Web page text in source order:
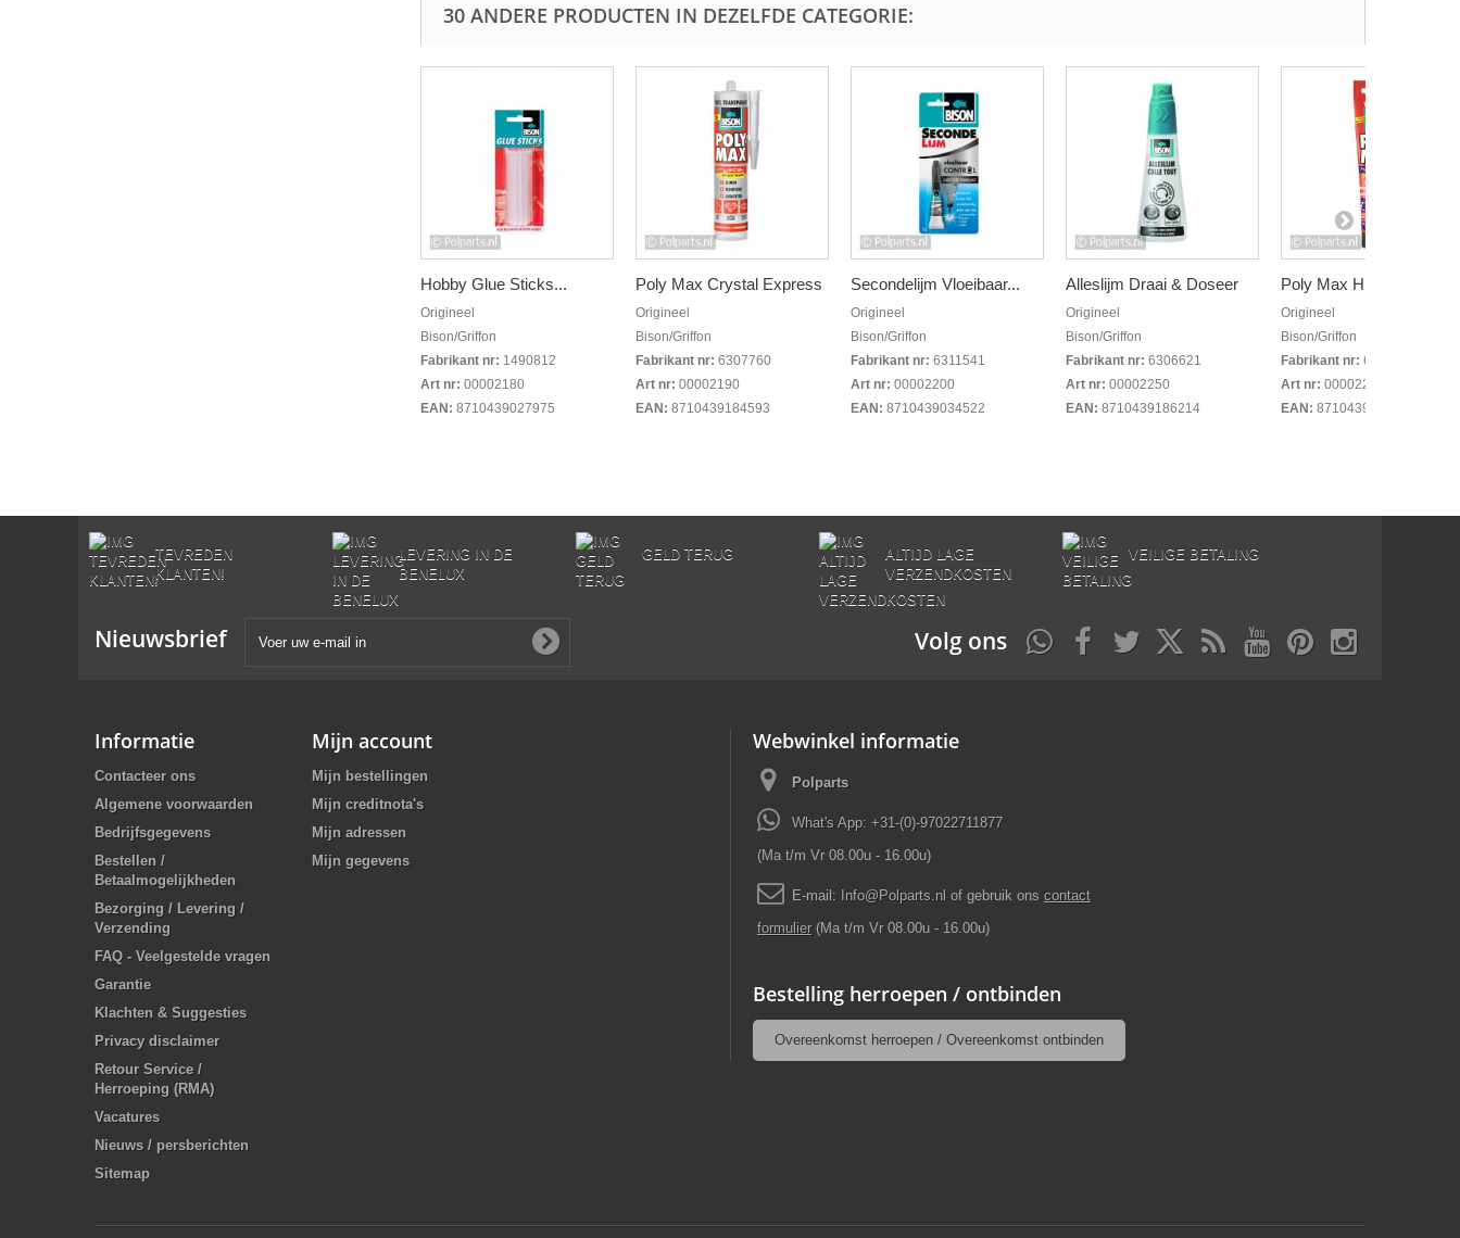
30 ANDERE PRODUCTEN IN DEZELFDE CATEGORIE:
Hobby Glue Sticks...
Origineel
Bison/Griffon
Fabrikant nr: 1490812
Art nr: 00002180
EAN: 8710439027975
Poly Max Crystal Express
Origineel
Bison/Griffon
Fabrikant nr: 6307760
Art nr: 00002190
EAN: 8710439184593
Secondelijm Vloeibaar...
Origineel
Bison/Griffon
Fabrikant nr: 6311541
Art nr: 00002200
EAN: 8710439034522
Alleslijm Draai & Doseer
Origineel
Bison/Griffon
Fabrikant nr: 6306621
Art nr: 00002250
EAN: 8710439186214
Poly Max High Tack...
Origineel
Bison/Griffon
Fabrikant nr: 6312640
Art nr: 00002280
EAN: 8710439263670
TEVREDEN
KLANTEN!
LEVERING IN DE
BENELUX
GELD TERUG
ALTIJD LAGE
VERZENDKOSTEN
VEILIGE BETALING
Nieuwsbrief Volg ons
Informatie
Contacteer ons
Algemene voorwaarden
Bedrijfsgegevens
Bestellen /
Betaalmogelijkheden
Bezorging / Levering /
Verzending
FAQ - Veelgestelde vragen
Garantie
Klachten & Suggesties
Privacy disclaimer
Retour Service /
Herroeping (RMA)
Vacatures
Nieuws / persberichten
Sitemap
Mijn account
Mijn bestellingen
Mijn creditnota's
Mijn adressen
Mijn gegevens
Webwinkel informatie
Polparts
What's App: +31-(0)-97022711877
(Ma t/m Vr 08.00u - 16.00u)
E-mail: Info@Polparts nl of gebruik ons contact
formulier (Ma t/m Vr 08.00u - 16.00u)
Bestelling herroepen / ontbinden
Overeenkomst herroepen / Overeenkomst ontbinden